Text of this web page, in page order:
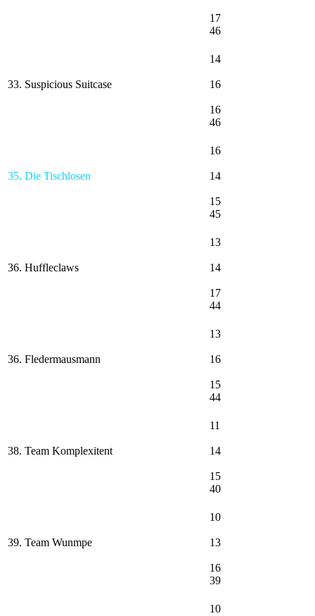
17
46
33. Suspicious Suitcase
14
16
16
46
35. Die Tischlosen
16
14
15
45
36. Huffleclaws
13
14
17
44
36. Fledermausmann
13
16
15
44
38. Team Komplexitent
11
14
15
40
39. Team Wunmpe
10
13
16
39
10